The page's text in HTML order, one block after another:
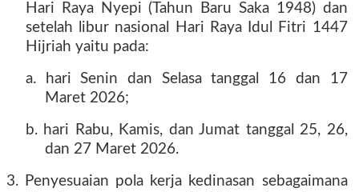
Hari Raya Nyepi (Tahun Baru Saka 1948) dan
setelah libur nasional Hari Raya Idul Fitri 1447
Hijriah yaitu pada:
a. hari Senin dan Selasa tanggal 16 dan 17
Maret 2026;
b. hari Rabu, Kamis, dan Jumat tanggal 25, 26,
dan 27 Maret 2026.
3. Penyesuaian pola kerja kedinasan sebagaimana